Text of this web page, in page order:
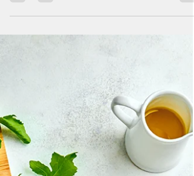
reflexiones sobre este tema.